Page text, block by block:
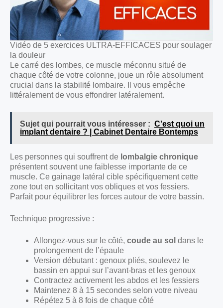
Vidéo de 5 exercices ULTRA-EFFICACES pour soulager
la douleur
Le carré des lombes, ce muscle méconnu situé de
chaque côté de votre colonne, joue un rôle absolument
crucial dans la stabilité lombaire. Il vous empêche
littéralement de vous effondrer latéralement.
Sujet qui pourrait vous intéresser : C'est quoi un
implant dentaire ? | Cabinet Dentaire Bontemps
Les personnes qui souffrent de lombalgie chronique
présentent souvent une faiblesse importante de ce
muscle. Ce gainage latéral cible spécifiquement cette
zone tout en sollicitant vos obliques et vos fessiers.
Parfait pour équilibrer les forces autour de votre bassin.
Technique progressive :
Allongez-vous sur le côté, coude au sol dans le
prolongement de l’épaule
Version débutant : genoux pliés, soulevez le
bassin en appui sur l’avant-bras et les genoux
Contractez activement les abdos et les fessiers
Maintenez 8 à 15 secondes selon votre niveau
Répétez 5 à 8 fois de chaque côté